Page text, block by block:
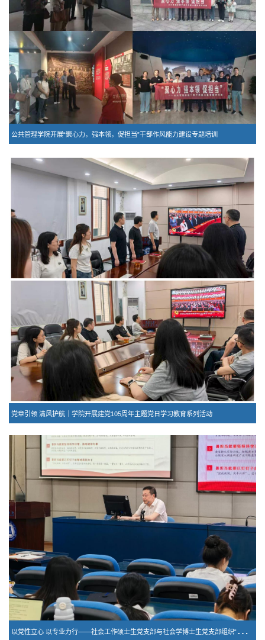
公共管理学院开展“聚心力，强本领，促担当”干部作风能力建设专题培训
党章引领 清风护航｜学院开展建党105周年主题党日学习教育系列活动
以
党性立心 以专业力行——社会工作硕士生党支部与社会学博士生党支部组织“树立和践行正确政绩观学习教育”专题党课